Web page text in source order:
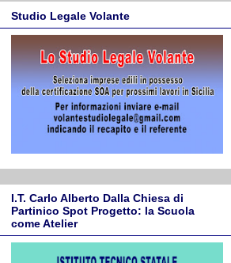
Studio Legale Volante
I.T. Carlo Alberto Dalla Chiesa di
Partinico Spot Progetto: la Scuola
come Atelier